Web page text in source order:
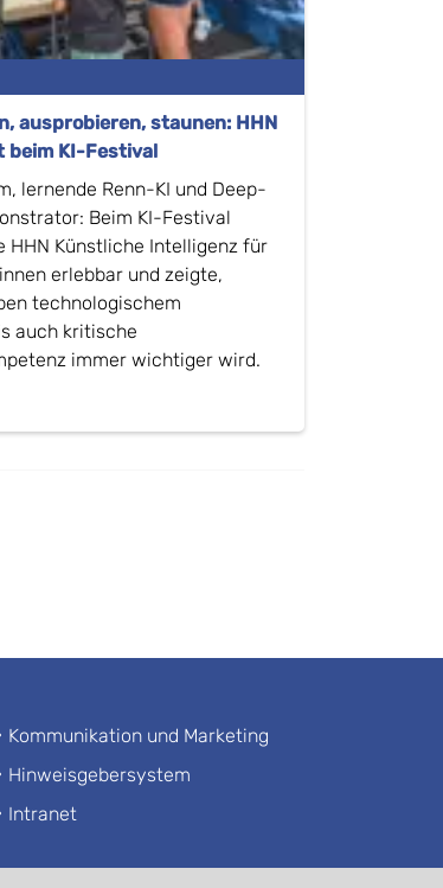
ausprobieren, staunen: HHN
beim KI-Festival
lernende Renn-KI und Deep-
Beim KI-Festival
HHN Künstliche Intelligenz für
erlebbar und zeigte,
technologischem
auch kritische
immer wichtiger wird.
Kommunikation und Marketing
Hinweisgebersystem
Intranet